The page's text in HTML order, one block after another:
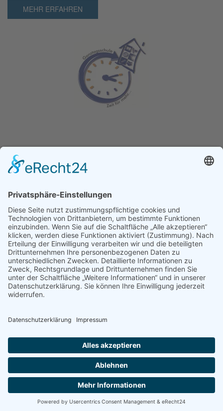
MEHR ERFAHREN
Ganz­tag­sschul­ver­band e.V.
04277 Leipzig
E-Mail:buelau@ganztagsschulverband.de